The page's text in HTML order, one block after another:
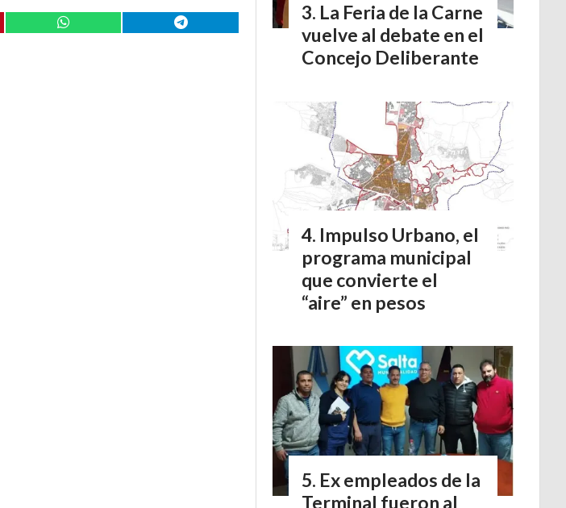
La Feria de la Carne
vuelve al debate en el
Concejo Deliberante
Impulso Urbano, el
programa municipal
que convierte el
“aire” en pesos
Ex empleados de la
Terminal fueron al